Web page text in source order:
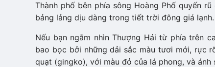
Thành phố bên phía sông Hoàng Phố quyến
bảng lảng dịu dàng trong tiết trời đông giá lạnh.
Nếu bạn ngắm nhìn Thượng Hải từ phía trên
bao bọc bởi những dải sắc màu tươi mới, rực
quạt (gingko), với màu đỏ của lá phong, và